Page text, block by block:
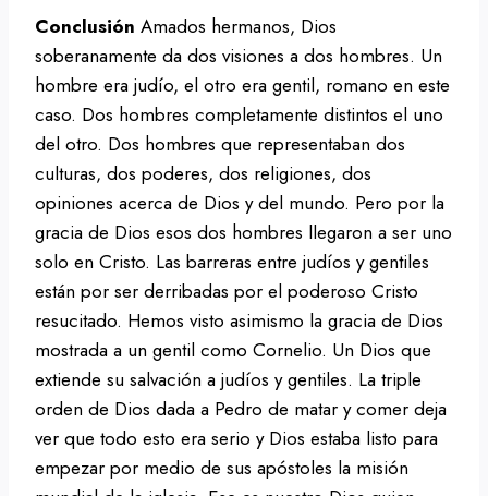
Conclusión Amados hermanos, Dios
soberanamente da dos visiones a dos hombres. Un
hombre era judío, el otro era gentil, romano en este
caso. Dos hombres completamente distintos el uno
del otro. Dos hombres que representaban dos
culturas, dos poderes, dos religiones, dos
opiniones acerca de Dios y del mundo. Pero por la
gracia de Dios esos dos hombres llegaron a ser uno
solo en Cristo. Las barreras entre judíos y gentiles
están por ser derribadas por el poderoso Cristo
resucitado. Hemos visto asimismo la gracia de Dios
mostrada a un gentil como Cornelio. Un Dios que
extiende su salvación a judíos y gentiles. La triple
orden de Dios dada a Pedro de matar y comer deja
ver que todo esto era serio y Dios estaba listo para
empezar por medio de sus apóstoles la misión